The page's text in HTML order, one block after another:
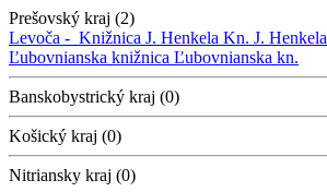
Prešovský kraj (2)
Levoča - Knižnica J. Henkela Kn. J. Henkela
Ľubovnianska knižnica Ľubovnianska kn.
Banskobystrický kraj (0)
Košický kraj (0)
Nitriansky kraj (0)